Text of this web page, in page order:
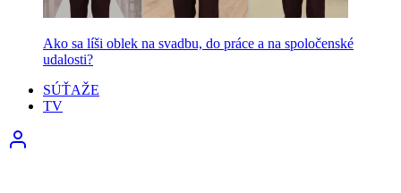
Ako sa líši oblek na svadbu, do práce a na spoločenské
udalosti?
SÚŤAŽE
TV